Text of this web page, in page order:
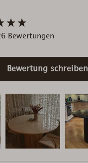
Bewertungen
Bewertung schreiben